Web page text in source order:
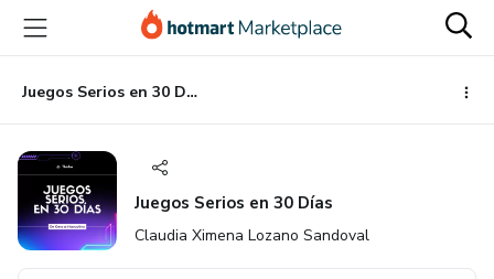
principal
página
de
página
Juegos Serios en 30 Días
Juegos Serios en 30 Días
Claudia Ximena Lozano Sandoval